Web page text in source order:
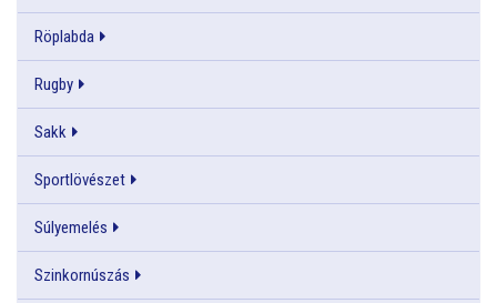
Röplabda
Rugby
Sakk
Sportlövészet
Súlyemelés
Szinkornúszás